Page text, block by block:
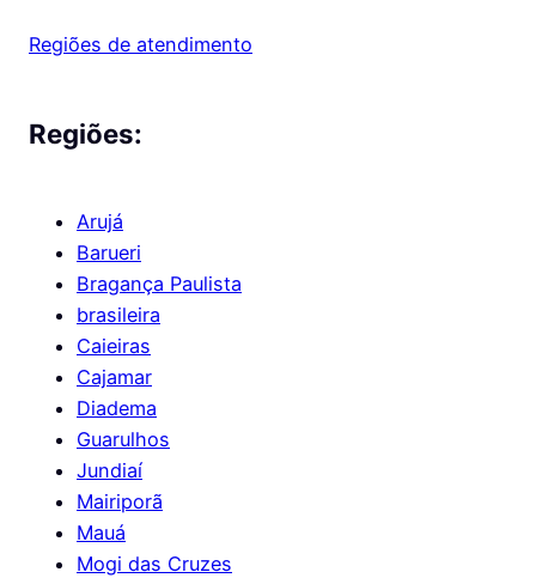
Regiões de atendimento
Regiões:
Arujá
Barueri
Bragança Paulista
brasileira
Caieiras
Cajamar
Diadema
Guarulhos
Jundiaí
Mairiporã
Mauá
Mogi das Cruzes